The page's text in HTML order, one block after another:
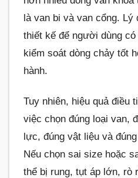
là van bi và van cổng. Lý
thiết kế để người dùng
kiểm soát dòng chảy tốt
hành.
Tuy nhiên, hiệu quả điều
việc chọn đúng loại van,
lực, đúng vật liệu và
Nếu chọn sai size hoặc
thể bị rung, tụt áp lớn, rò